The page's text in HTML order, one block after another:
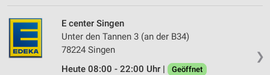
❯
E center Singen
Unter den Tannen 3 (an der B34)
78224 Singen
Heute 08:00 - 22:00 Uhr |
Geöffnet
Entwicklung und Verbesserung der Angebote
Verwendung reduzierter Daten zur Auswahl von